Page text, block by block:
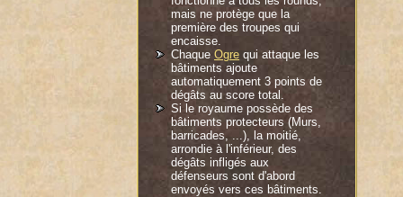
mais ne protège que la
première des troupes qui
encaisse.
Chaque Ogre qui attaque les
bâtiments ajoute
automatiquement 3 points de
dégâts au score total.
Si le royaume possède des
bâtiments protecteurs (Murs,
barricades, ...), la moitié,
arrondie à l'inférieur, des
dégâts infligés aux
défenseurs sont d'abord
envoyés vers ces bâtiments.